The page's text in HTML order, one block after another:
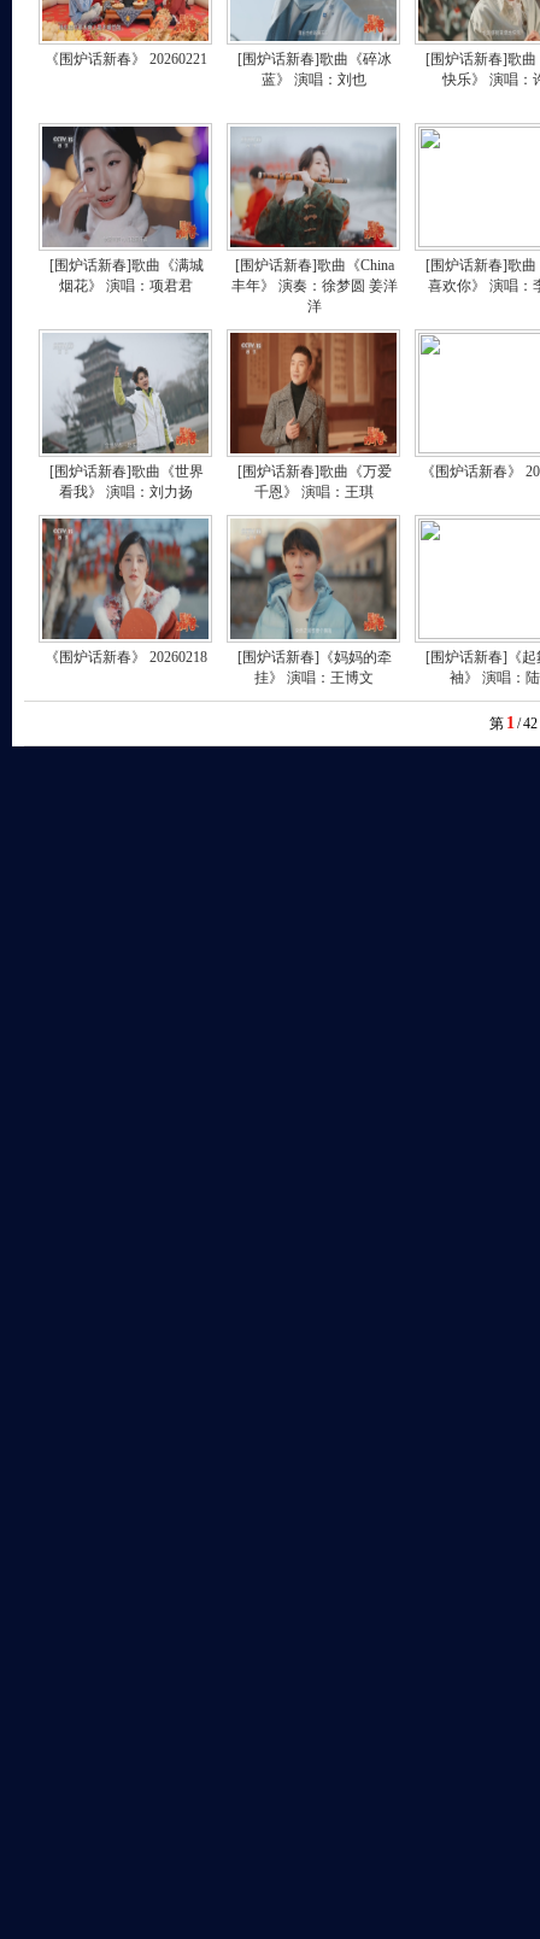
《围炉话新春》 20260221
[围炉话新春]歌曲《碎冰
蓝》 演唱：刘也
[围炉话新春]歌曲
快乐》 演唱：
[围炉话新春]歌曲《满城
烟花》 演唱：项君君
[围炉话新春]歌曲《China
丰年》 演奏：徐梦圆 姜洋
洋
[围炉话新春]歌曲
喜欢你》 演唱：
[围炉话新春]歌曲《世界
看我》 演唱：刘力扬
[围炉话新春]歌曲《万爱
千恩》 演唱：王琪
《围炉话新春》
《围炉话新春》 20260218
[围炉话新春]《妈妈的牵
挂》 演唱：王博文
[围炉话新春]《起
袖》 演唱：
第 1 /42